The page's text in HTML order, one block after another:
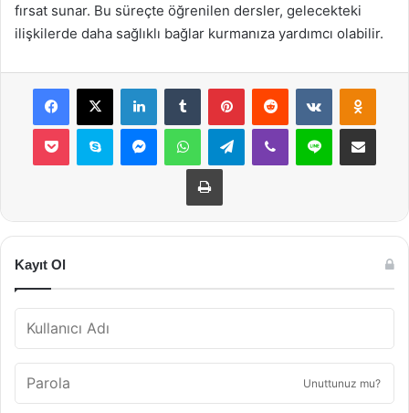
fırsat sunar. Bu süreçte öğrenilen dersler, gelecekteki
ilişkilerde daha sağlıklı bağlar kurmanıza yardımcı olabilir.
Facebook
X LinkedInTumblr PinterestReddit VKontakte
Pocket Skype MessengerWhatsAppTelegramViber Line E-Posta ile
Yazdır
Kayıt Ol
Unuttunuz mu?